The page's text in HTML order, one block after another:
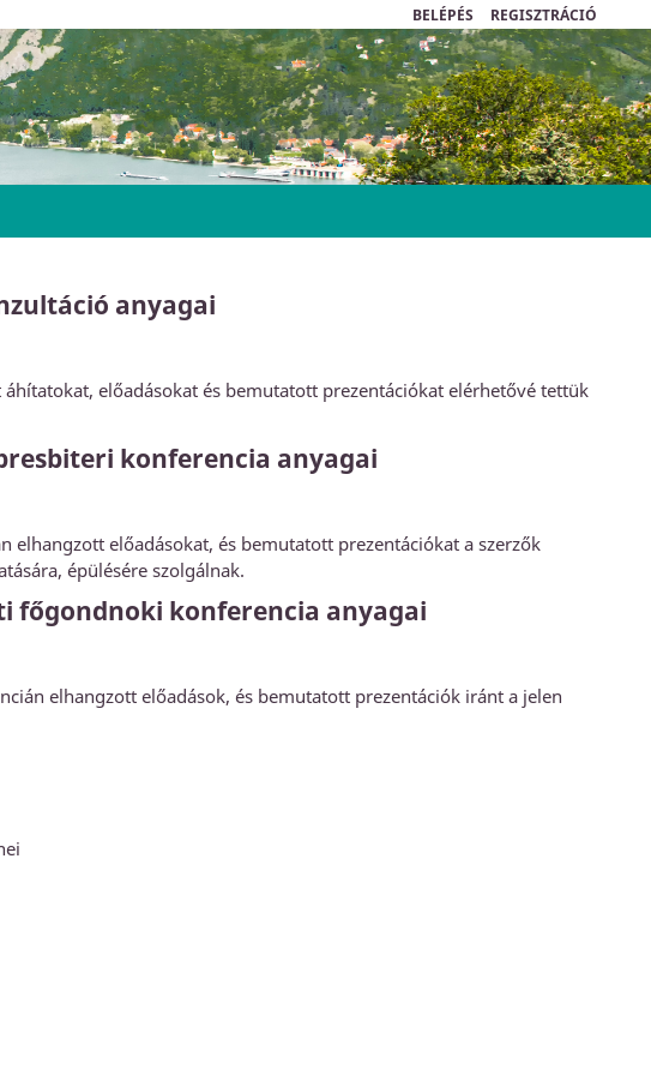
BELÉPÉS REGISZTRÁCIÓ
anyagai
előadásokat és bemutatott prezentációkat elérhetővé tettük
konferencia anyagai
előadásokat, és bemutatott prezentációkat a szerzők
épülésére szolgálnak.
főgondnoki konferencia anyagai
elhangzott előadások, és bemutatott prezentációk iránt a jelen